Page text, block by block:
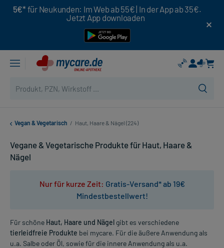
5€* für Neukunden: Im Web ab 55€ | In der App ab 35€.
Jetzt App downloaden
Vegan & Vegetarisch / Haut, Haare & Nägel (224)
Vegane & Vegetarische Produkte für Haut, Haare &
Nägel
Nur für kurze Zeit: Gratis-Versand* ab 19€
Mindestbestellwert!
Für schöne Haut, Haare und Nägel gibt es verschiedene
tierleidfreie Produkte bei mycare. Für die äußere Anwendung als
u.a. Salbe oder Öl, sowie für die innere Anwendung als u.a.